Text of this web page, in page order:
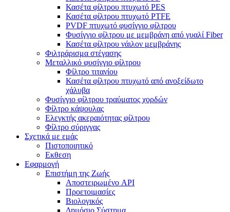
Κασέτα φίλτρου πτυχωτό PES
Κασέτα φίλτρου πτυχωτό PTFE
PVDF πτυχωτό φυσίγγιο φίλτρου
Φυσίγγιο φίλτρου με μεμβράνη από γυαλί Fiber
Κασέτα φίλτρου νάιλον μεμβράνης
Φιλτράρισμα στέγασης
Μεταλλικό φυσίγγιο φίλτρου
Φίλτρο τιτανίου
Κασέτα φίλτρου πτυχωτό από ανοξείδωτο
χάλυβα
Φυσίγγιο φίλτρου τραύματος χορδών
Φίλτρο κάψουλας
Ελεγκτής ακεραιότητας φίλτρου
Φίλτρο σύριγγας
Σχετικά με εμάς
Πιστοποιητικό
Εκθεση
Εφαρμογή
Επιστήμη της Ζωής
Αποστειρωμένο API
Προετοιμασίες
Βιολογικός
Δημόσιο Σύστημα